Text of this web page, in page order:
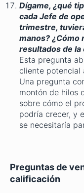
Dígame, ¿qué
cada Jefe de
trimestre,
manos?
resultados de la
Esta pregunta
cliente potencial
Una pregunta
montón de hilos
sobre cómo el
podría crecer, y
se necesitaría
Preguntas de
calificación